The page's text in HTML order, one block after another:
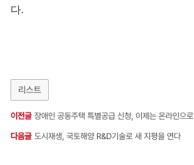
다.
리스트
이전글 장애인 공동주택 특별공급 신청, 이제는 온라인으로
다음글 도시재생, 국토해양 R&D기술로 새 지평을 연다